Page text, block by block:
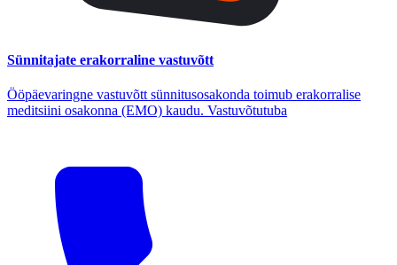
Sünnitajate erakorraline vastuvõtt
Ööpäevaringne vastuvõtt sünnitusosakonda toimub erakorralise
meditsiini osakonna (EMO) kaudu. Vastuvõtutuba